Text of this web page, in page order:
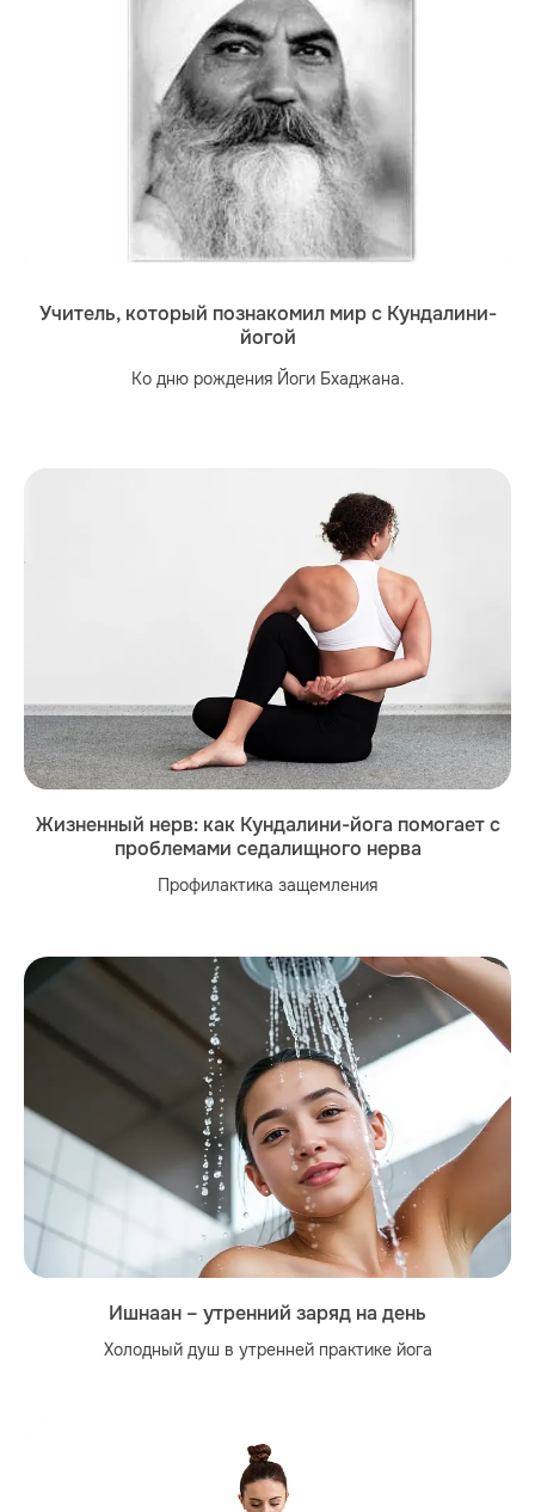
Учитель, который познакомил мир с Кундалини-
йогой
Ко дню рождения Йоги Бхаджана.
Жизненный нерв: как Кундалини-йога помогает с
проблемами седалищного нерва
Профилактика защемления
Ишнаан – утренний заряд на день
Холодный душ в утренней практике йога